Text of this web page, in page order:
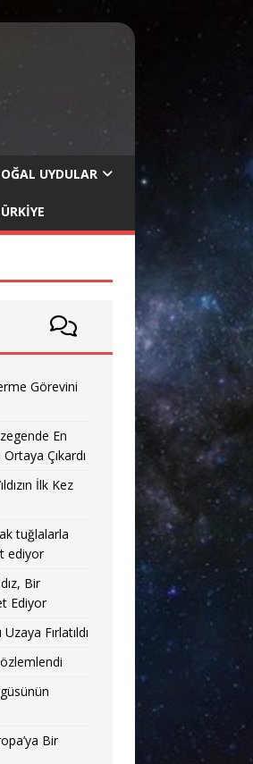
UYDULAR
Görevini
En
Çıkardı
İlk Kez
tuğlalarla
ediyor
Bir
Ediyor
Fırlatıldı
Bir